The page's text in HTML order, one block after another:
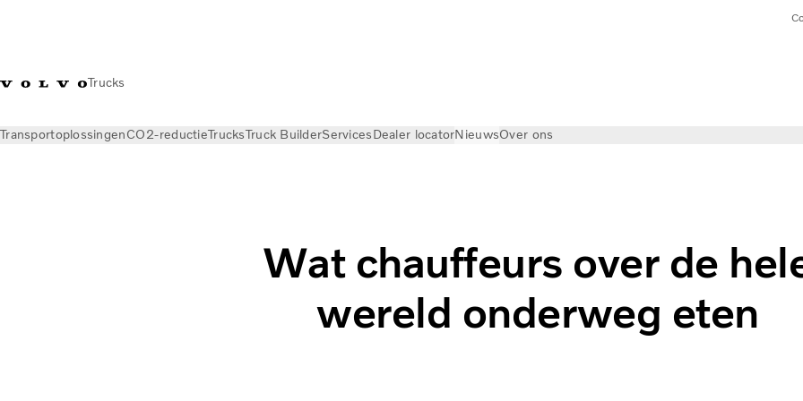
Trucks
TransportoplossingenCO2-reductieTrucksTruck BuilderServicesDealer locatorNieuwsOver ons
Wat chauffeurs over de
wereld onderweg eten